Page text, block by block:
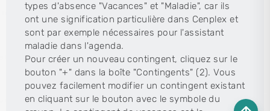
types d'absence "Vacances" et "Maladie", car ils
ont une signification particulière dans Cenplex et
sont par exemple nécessaires pour l'assistant
maladie dans l'agenda.
Pour créer un nouveau contingent, cliquez sur le
bouton "+" dans la boîte "Contingents" (2). Vous
pouvez facilement modifier un contingent existant
en cliquant sur le bouton avec le symbole du